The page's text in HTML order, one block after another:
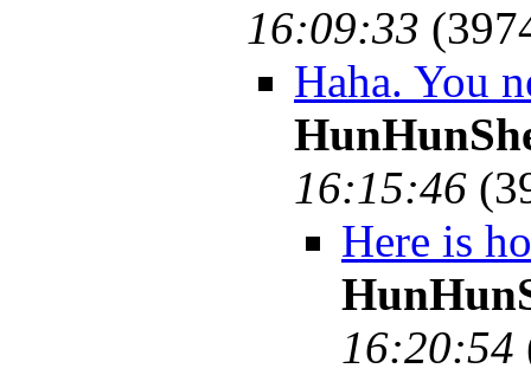
16:09:33
Haha. You
16:15:46
Here is
16:20:54